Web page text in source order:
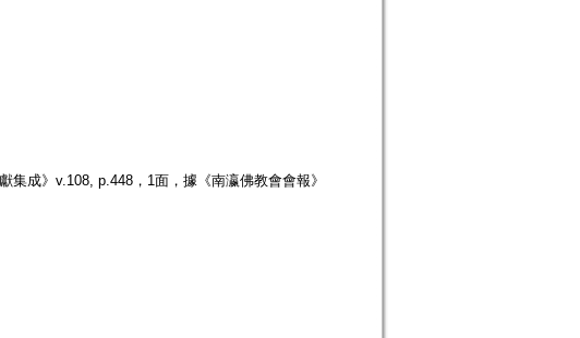
成》v.108, p.448，1面，據《南瀛佛教會會報》